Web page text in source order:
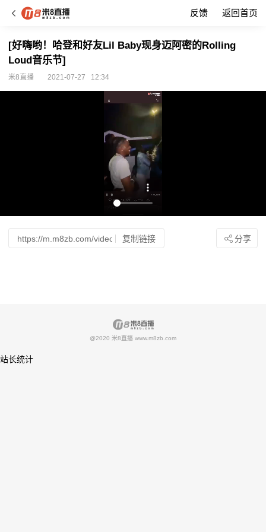
反馈 返回首页
[好嗨哟！哈登和好友Lil Baby现身迈阿密的Rolling
Loud音乐节]
米8直播 2021-07-27 12:34
复制链接 分享
@2020 米8直播 www.m8zb.com
站长统计